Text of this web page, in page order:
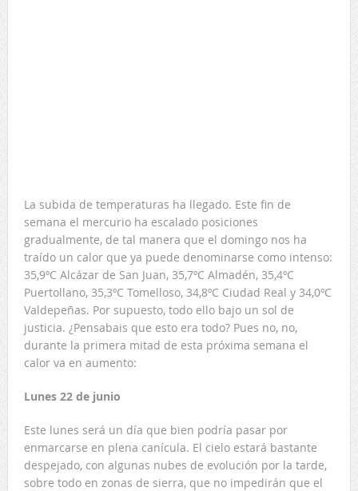
La subida de temperaturas ha llegado. Este fin de
semana el mercurio ha escalado posiciones
gradualmente, de tal manera que el domingo nos ha
traído un calor que ya puede denominarse como intenso:
35,9ºC Alcázar de San Juan, 35,7ºC Almadén, 35,4ºC
Puertollano, 35,3ºC Tomelloso, 34,8ºC Ciudad Real y 34,0ºC
Valdepeñas. Por supuesto, todo ello bajo un sol de
justicia. ¿Pensabais que esto era todo? Pues no, no,
durante la primera mitad de esta próxima semana el
calor va en aumento:
Lunes 22 de junio
Este lunes será un día que bien podría pasar por
enmarcarse en plena canícula. El cielo estará bastante
despejado, con algunas nubes de evolución por la tarde,
sobre todo en zonas de sierra, que no impedirán que el